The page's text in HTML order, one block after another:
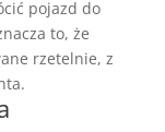
pojazd do
to, że
rzetelnie, z